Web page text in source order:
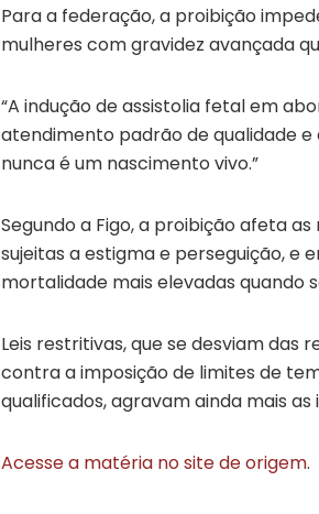
Para a federação, a proibição
mulheres com gravidez avançada
“A indução de assistolia fetal em
atendimento padrão de qualidade
nunca é um nascimento vivo.”
Segundo a Figo, a proibição afeta
sujeitas a estigma e perseguição, e
mortalidade mais elevadas quando
Leis restritivas, que se desviam das
contra a imposição de limites de
qualificados, agravam ainda mais
Acesse a matéria no site de origem.